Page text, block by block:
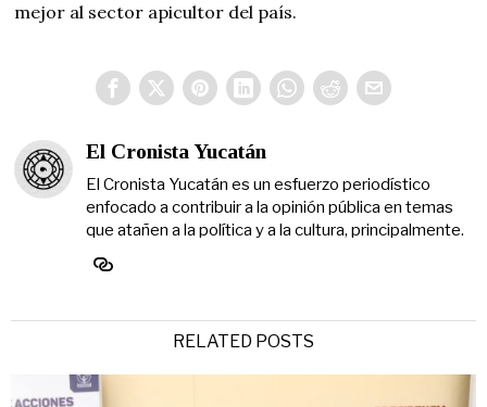
mejor al sector apicultor del país.
El Cronista Yucatán
El Cronista Yucatán es un esfuerzo periodístico
enfocado a contribuir a la opinión pública en temas
que atañen a la política y a la cultura, principalmente.
RELATED POSTS